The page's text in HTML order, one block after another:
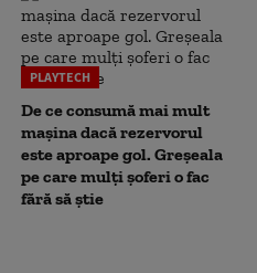
PLAYTECH
De ce consumă mai mult
mașina dacă rezervorul
este aproape gol. Greșeala
pe care mulți șoferi o fac
fără să știe